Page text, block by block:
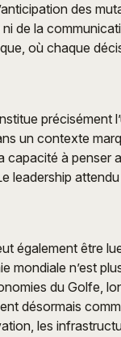
des
de la
où chaque
précisément
un contexte
capacité à
leadership
également être
mondiale n’est
du Golfe,
désormais
les